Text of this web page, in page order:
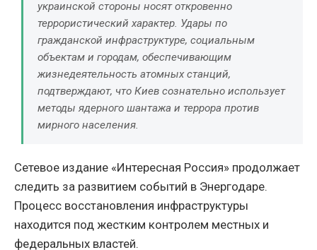
украинской стороны носят откровенно
террористический характер. Удары по
гражданской инфраструктуре, социальным
объектам и городам, обеспечивающим
жизнедеятельность атомных станций,
подтверждают, что Киев сознательно использует
методы ядерного шантажа и террора против
мирного населения.
Сетевое издание «Интересная Россия» продолжает
следить за развитием событий в Энергодаре.
Процесс восстановления инфраструктуры
находится под жестким контролем местных и
федеральных властей.